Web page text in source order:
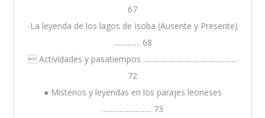
67
-La leyenda de los lagos de Isoba (Ausente y Presente)
............... 68
 Actividades y pasatiempos .....................................................
72
● Misterios y leyendas en los parajes leoneses
............................ 73